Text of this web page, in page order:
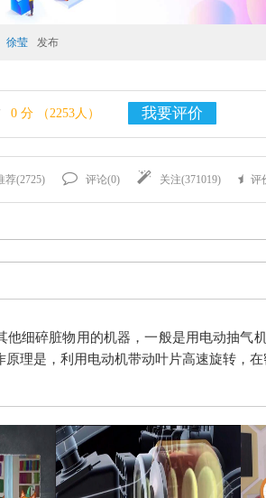
徐莹 发布
0 分 （2253人） 我要评价
荐(2725) 评论(0) 关注(371019) 评
他细碎脏物用的机器，一般是用电动抽气
原理是，利用电动机带动叶片高速旋转，